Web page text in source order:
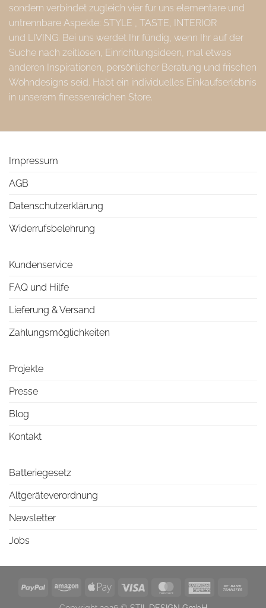
sondern verbindet zugleich vier für uns elementare und
untrennbare Aspekte: STYLE , TASTE, INTERIOR
und LIVING. Bei uns werdet Ihr fündig, wenn Ihr auf der
Suche nach zeitlosen, Einrichtungsideen, mal etwas
anderen Inspirationen, persönlicher Beratung und frischen
Wohndesigns seid. Habt ein individuelles Einkaufserlebnis
in unserem finessenreichen Store.
Impressum
AGB
Datenschutzerklärung
Widerrufsbelehrung
Kundenservice
FAQ und Hilfe
Lieferung & Versand
Zahlungsmöglichkeiten
Projekte
Presse
Blog
Kontakt
Batteriegesetz
Altgeräteverordnung
Newsletter
Jobs
PayPal Amazon Apple
Visa MasterCardAmerican